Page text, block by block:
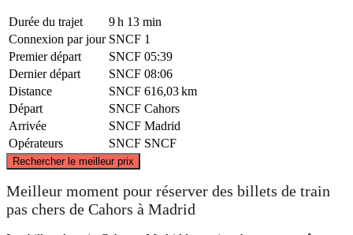
Durée du trajet
9 h 13 min
Connexion par jour SNCF 1
Premier départ
SNCF 05:39
Dernier départ
SNCF 08:06
Distance
SNCF 616,03 km
Départ
SNCF Cahors
Arrivée
SNCF Madrid
Opérateurs
SNCF SNCF
Rechercher le meilleur prix
Meilleur moment pour réserver des billets de train
pas chers de Cahors à Madrid